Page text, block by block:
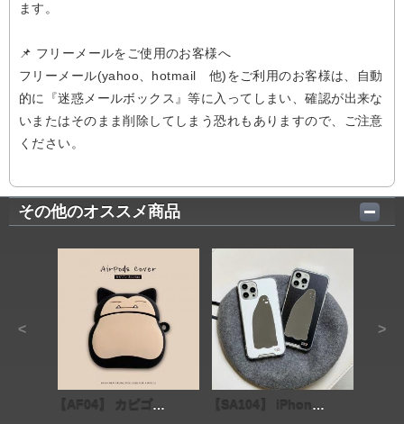
ます。
📌 フリーメールをご使用のお客様へ
フリーメール(yahoo、hotmail 他)をご利用のお客様は、自動
的に『迷惑メールボックス』等に入ってしまい、確認が出来な
いまたはそのまま削除してしまう恐れもありますので、ご注意
ください。
その他のオススメ商品
【AF04】 カビゴン Airpodsケース かわいい ソフトケース 【SA104】 iPhoneケース ❤️ iPhone13/Pro/Max ❤️ 鏡 ❤️ かわいい
< >